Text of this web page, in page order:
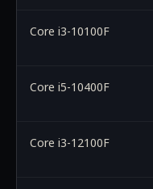
Core i3-10100F
Core i5-10400F
Core i3-12100F